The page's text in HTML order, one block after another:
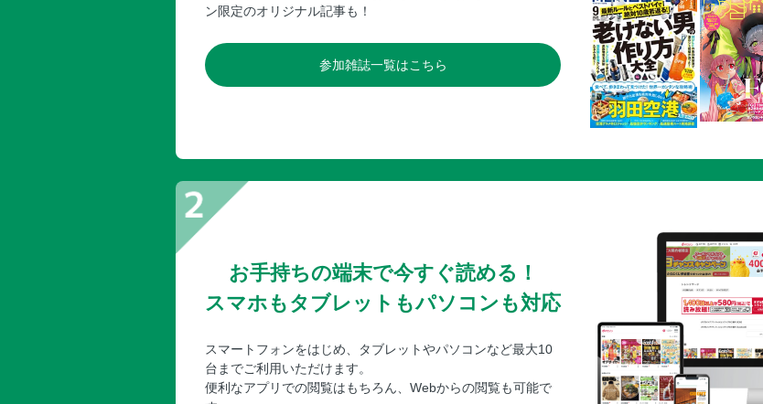
ン限定のオリジナル記事も！
参加雑誌一覧はこちら
お手持ちの端末で今すぐ読める！
スマホもタブレットもパソコンも対応
スマートフォンをはじめ、タブレットやパソコンなど最大10
台までご利用いただけます。
便利なアプリでの閲覧はもちろん、Webからの閲覧も可能で